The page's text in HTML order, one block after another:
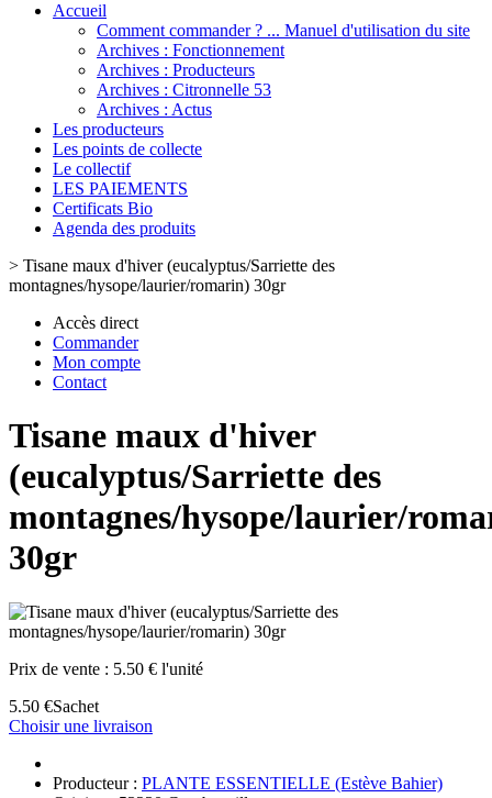
Accueil
Comment commander ? ... Manuel d'utilisation du site
Archives : Fonctionnement
Archives : Producteurs
Archives : Citronnelle 53
Archives : Actus
Les producteurs
Les points de collecte
Le collectif
LES PAIEMENTS
Certificats Bio
Agenda des produits
> Tisane maux d'hiver (eucalyptus/Sarriette des
montagnes/hysope/laurier/romarin) 30gr
Accès direct
Commander
Mon compte
Contact
Tisane maux d'hiver
(eucalyptus/Sarriette des
montagnes/hysope/laurier/
30gr
Prix de vente : 5.50 € l'unité
5.50 €Sachet
Choisir une livraison
Producteur : PLANTE ESSENTIELLE (Estève Bahier)